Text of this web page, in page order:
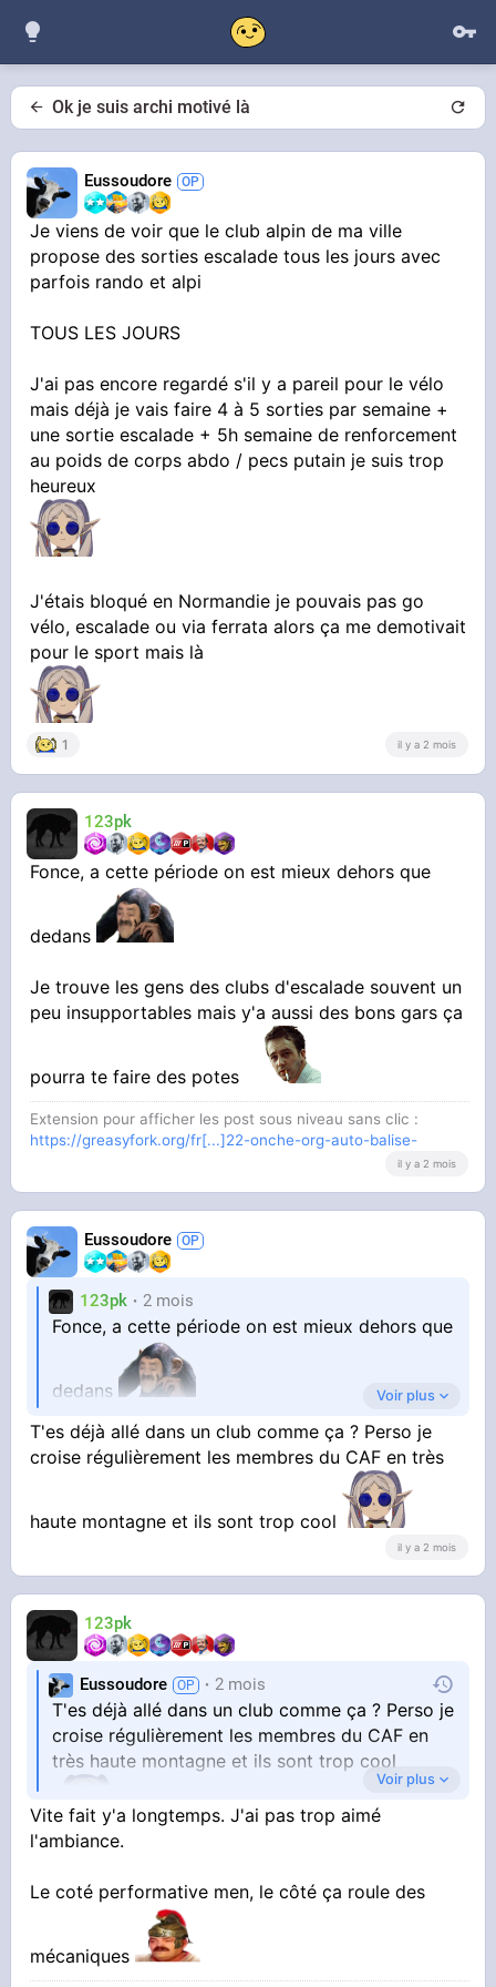
Ok je suis archi motivé là
Eussoudore
Je viens de voir que le club alpin de ma ville
propose des sorties escalade tous les jours avec
parfois rando et alpi
TOUS LES JOURS
J'ai pas encore regardé s'il y a pareil pour le vélo
mais déjà je vais faire 4 à 5 sorties par semaine +
une sortie escalade + 5h semaine de renforcement
au poids de corps abdo / pecs putain je suis trop
heureux
J'étais bloqué en Normandie je pouvais pas go
vélo, escalade ou via ferrata alors ça me demotivait
pour le sport mais là
1 il y a 2 mois
123pk
Fonce, a cette période on est mieux dehors que
dedans
Je trouve les gens des clubs d'escalade souvent un
peu insupportables mais y'a aussi des bons gars ça
pourra te faire des potes
Extension pour afficher les post sous niveau sans clic :
https://greasyfork.org/fr[...]22-onche-org-auto-balise-
il y a 2 mois
Eussoudore
123pk 2 mois
Fonce, a cette période on est mieux dehors que
dedans
Je trouve les gens des clubs d'escalade
souvent un peu insupportables mais y'a aussi
des bons gars ça pourra te faire des potes
Voir plus
T'es déjà allé dans un club comme ça ? Perso je
croise régulièrement les membres du CAF en très
haute montagne et ils sont trop cool
il y a 2 mois
123pk
Eussoudore 2 mois
T'es déjà allé dans un club comme ça ? Perso je
croise régulièrement les membres du CAF en
très haute montagne et ils sont trop cool
Voir plus
Vite fait y'a longtemps. J'ai pas trop aimé
l'ambiance.
Le coté performative men, le côté ça roule des
mécaniques